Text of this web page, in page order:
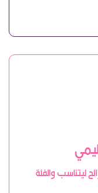
ليتناسب والفئة